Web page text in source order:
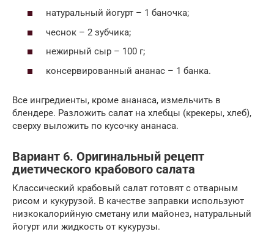
натуральный йогурт – 1 баночка;
чеснок – 2 зубчика;
нежирный сыр – 100 г;
консервированный ананас – 1 банка.
Все ингредиенты, кроме ананаса, измельчить в
блендере. Разложить салат на хлебцы (крекеры, хлеб),
сверху выложить по кусочку ананаса.
Вариант 6. Оригинальный рецепт
диетического крабового салата
Классический крабовый салат готовят с отварным
рисом и кукурузой. В качестве заправки используют
низкокалорийную сметану или майонез, натуральный
йогурт или жидкость от кукурузы.